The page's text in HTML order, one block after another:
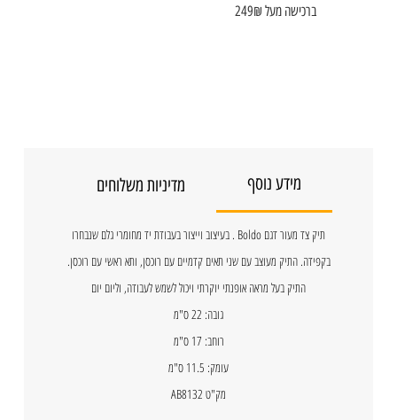
ברכישה מעל 249₪
מידע נוסף מדיניות משלוחים
תיק צד מעור דגם Boldo . בעיצוב וייצור בעבודת יד מחומרי גלם שנבחרו
בקפידה. התיק מעוצב עם שני תאים קדמיים עם רוכסן, ותא ראשי עם רוכסן.
התיק בעל מראה אופנתי יוקרתי ויכול לשמש לעבודה, וליום יום
גובה: 22 ס"מ
רוחב: 17 ס"מ
עומק: 11.5 ס"מ
מק"ט AB8132